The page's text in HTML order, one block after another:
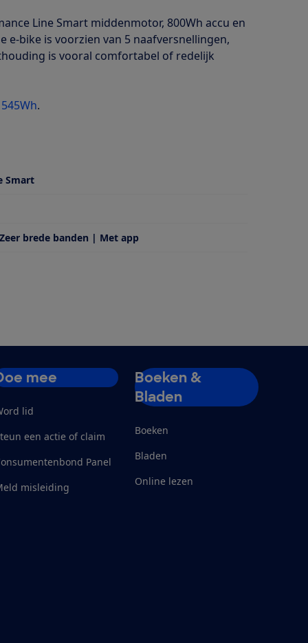
Line Smart middenmotor, 800Wh accu en
e-bike is voorzien van 5 naafversnellingen,
is vooral comfortabel of redelijk
.
Smart
brede banden | Met app
mee
lid
een actie of claim
Panel
misleiding
Boeken &
Bladen
Boeken
Bladen
Online lezen